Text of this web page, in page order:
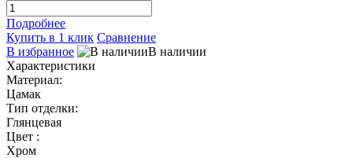
Подробнее
Купить в 1 клик Сравнение
В избранное
В наличии
Характеристики
Материал:
Цамак
Тип отделки:
Глянцевая
Цвет :
Хром